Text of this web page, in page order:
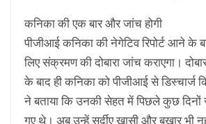
कनिका की एक बार और जांच होगी
पीजीआई कनिका की नेगेटिव रिपोर्ट आने के
लिए संक्रमण की दोबारा जांच कराएगा।
के बाद ही कनिका को पीजीआई से डिस्चार्ज
ने बताया कि उनकी सेहत में पिछले कुछ
गए थे। अब उन्हें सर्दीए खासी और बुखार भी